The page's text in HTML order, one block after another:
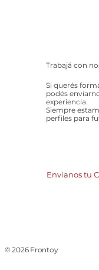
© 2026 Frontoy
Trabajá con
Si querés
podés
experiencia.
Siempre
perfiles para
Envianos tu